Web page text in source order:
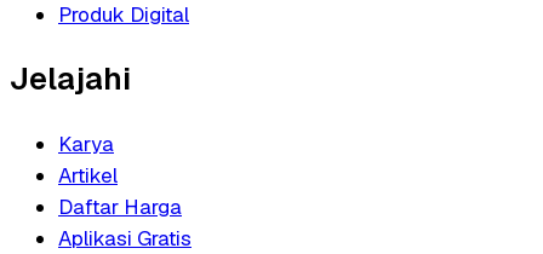
Produk Digital
Jelajahi
Karya
Artikel
Daftar Harga
Aplikasi Gratis